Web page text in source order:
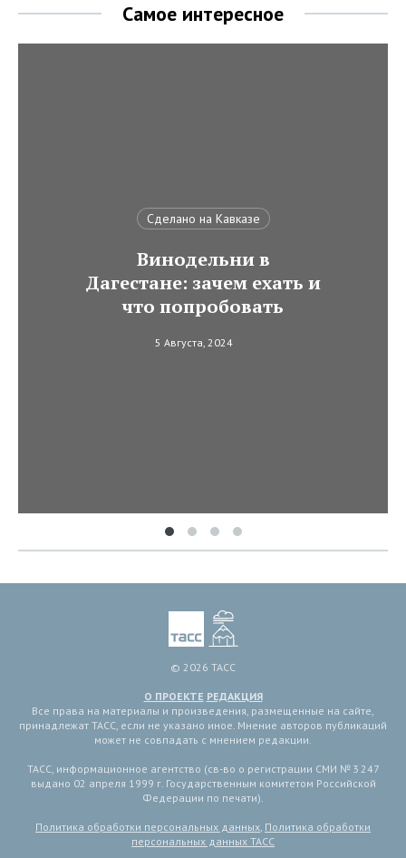
Самое интересное
Сделано на Кавказе
Винодельни в
Дагестане: зачем ехать и
что попробовать
5 Августа, 2024
© 2026 ТАСС
О ПРОЕКТЕ РЕДАКЦИЯ
Все права на материалы и произведения, размещенные на сайте,
принадлежат ТАСС, если не указано иное. Мнение авторов публикаций
может не совпадать с мнением редакции.
ТАСС, информационное агентство (св-во о регистрации СМИ № 3 247
выдано 02 апреля 1999 г. Государственным комитетом Российской
Федерации по печати).
Политика обработки персональных данных, Политика обработки
персональных данных ТАСС